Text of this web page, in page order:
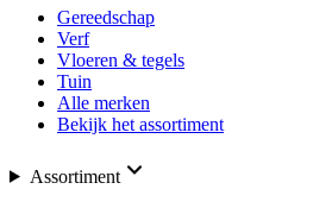
Gereedschap
Verf
Vloeren & tegels
Tuin
Alle merken
Bekijk het assortiment
Assortiment